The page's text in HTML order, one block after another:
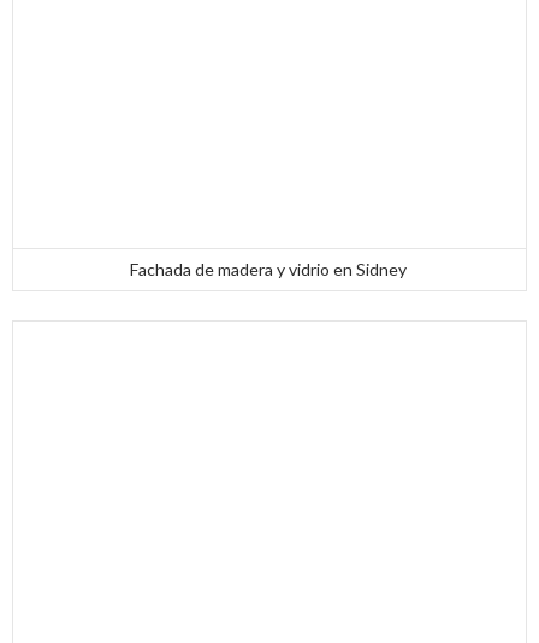
Fachada de madera y vidrio en Sidney